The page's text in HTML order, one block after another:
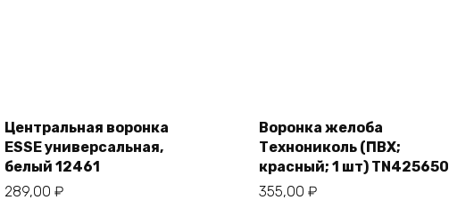
cart
Центральная воронка
ESSE универсальная,
белый 12461
289,00 ₽
cart
Воронка желоба
Технониколь (ПВХ;
красный; 1 шт) TN425650
355,00 ₽